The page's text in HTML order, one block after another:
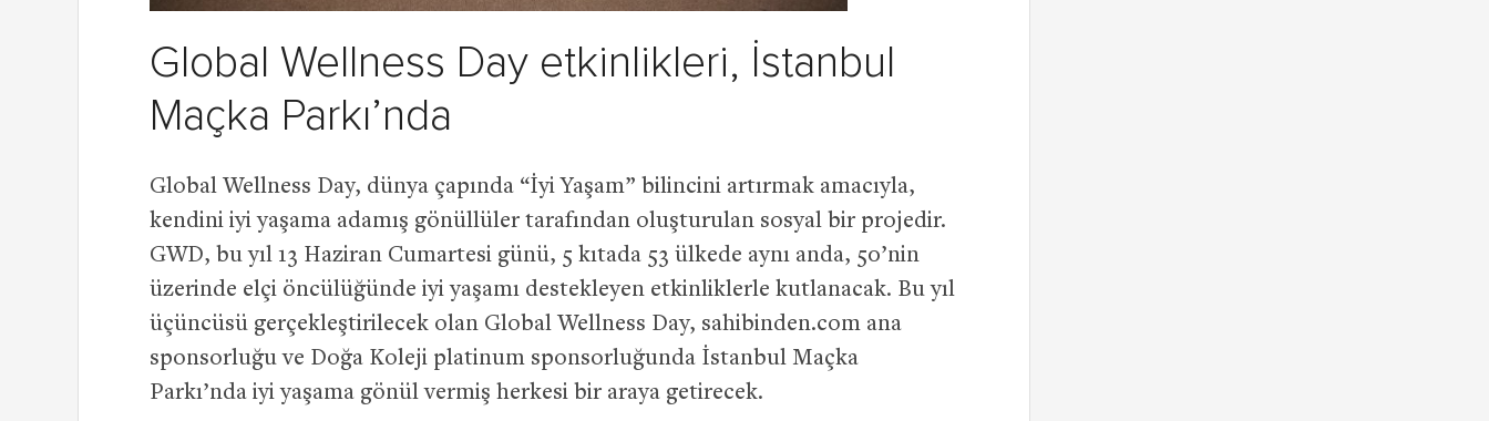
Global Wellness Day etkinlikleri, İstanbul
Maçka Parkı’nda
Global Wellness Day, dünya çapında “İyi Yaşam” bilincini artırmak amacıyla,
kendini iyi yaşama adamış gönüllüler tarafından oluşturulan sosyal bir projedir.
GWD, bu yıl 13 Haziran Cumartesi günü, 5 kıtada 53 ülkede aynı anda, 50’nin
üzerinde elçi öncülüğünde iyi yaşamı destekleyen etkinliklerle kutlanacak. Bu yıl
üçüncüsü gerçekleştirilecek olan Global Wellness Day, sahibinden.com ana
sponsorluğu ve Doğa Koleji platinum sponsorluğunda İstanbul Maçka
Parkı’nda iyi yaşama gönül vermiş herkesi bir araya getirecek.